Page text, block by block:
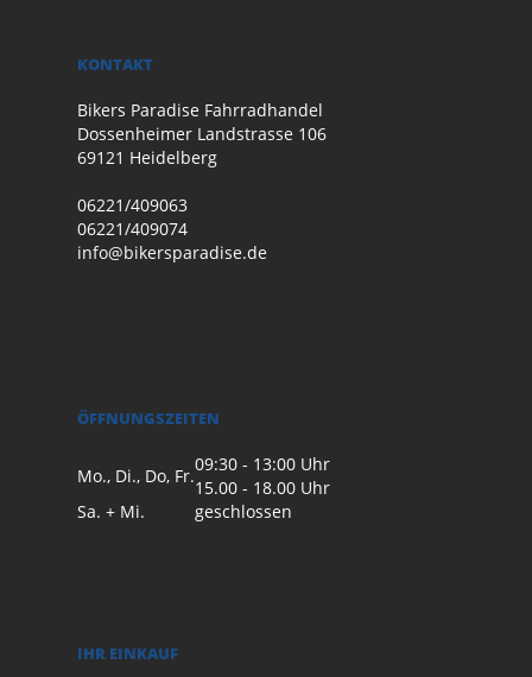
KONTAKT
Bikers Paradise Fahrradhandel
Dossenheimer Landstrasse 106
69121 Heidelberg
06221/409063
06221/409074
info@bikersparadise.de
ÖFFNUNGSZEITEN
Mo., Di., Do, Fr.
09:30 - 13:00 Uhr
15.00 - 18.00 Uhr
Sa. + Mi.
geschlossen
IHR EINKAUF